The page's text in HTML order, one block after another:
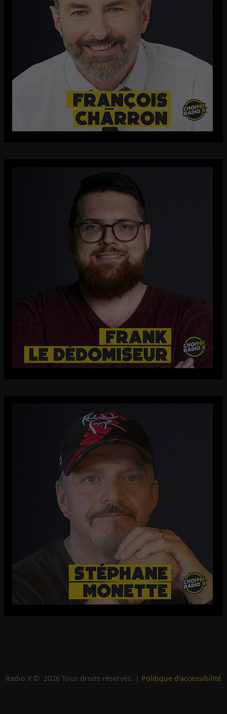
Radio X © 2026 Tous droits réservés. | Politique d'accessibilité